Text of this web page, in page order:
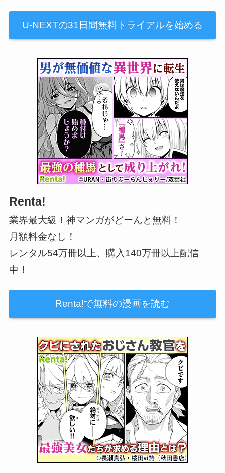
U-NEXTの31日間無料トライアルを始める
Renta!
業界最大級！神マンガがどーんと無料！
月額料金なし！
レンタル54万冊以上、購入140万冊以上配信
中！
Renta!で無料の漫画を読む